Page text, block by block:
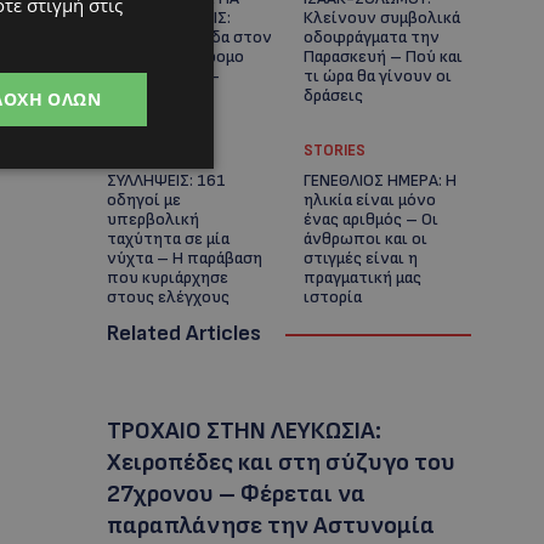
ΚΑΘΥΣΤΕΡΗΣΕΙΣ:
Κλειστή λωρίδα στον
αυτοκινητόδρομο
Αμμοχώστου –
Κλείνουν συμβολικά
οδοφράγματα την
Παρασκευή – Πού και
τι ώρα θα γίνουν οι
δράσεις
ΣΥΛΛΗΨΕΙΣ: 161
οδηγοί με
υπερβολική
ταχύτητα σε μία
νύχτα – Η παράβαση
που κυριάρχησε
στους ελέγχους
STORIES
ΓΕΝΕΘΛΙΟΣ ΗΜΕΡΑ: Η
ηλικία είναι μόνο
ένας αριθμός – Οι
άνθρωποι και οι
στιγμές είναι η
πραγματική μας
ιστορία
Related Articles
ΤΡΟΧΑΙΟ ΣΤΗΝ ΛΕΥΚΩΣΙΑ:
Χειροπέδες και στη σύζυγο του
27χρονου – Φέρεται να
παραπλάνησε την Αστυνομία
ΌΛΩΝ